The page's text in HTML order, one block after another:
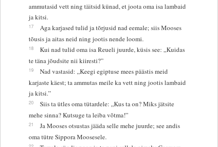
ammutasid vett ning täitsid künad, et joota oma isa lambaid
ja kitsi.
17
Aga karjased tulid ja tõrjusid nad eemale; siis Mooses
tõusis ja aitas neid ning jootis nende loomi.
18
Kui nad tulid oma isa Reueli juurde, küsis see: „Kuidas
te täna jõudsite nii kiiresti?”
19
Nad vastasid: „Keegi egiptuse mees päästis meid
karjaste käest; ta ammutas meile ka vett ning jootis lambaid
ja kitsi.”
20
Siis ta ütles oma tütardele: „Kus ta on? Miks jätsite
mehe sinna? Kutsuge ta leiba võtma!”
21
Ja Mooses otsustas jääda selle mehe juurde; see andis
oma tütre Sippora Moosesele.